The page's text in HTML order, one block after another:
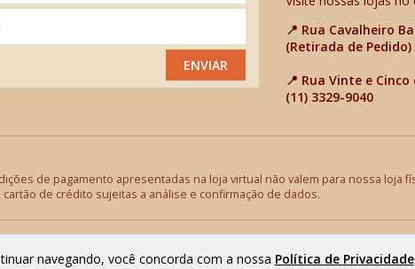
ENVIAR
📍 Rua Cavalheiro
(Retirada de Pedido)
📍 Rua Vinte e Cinco
(11) 3329-9040
de pagamento apresentadas na loja virtual não valem para nossa loja
de crédito sujeitas a análise e confirmação de dados.
navegando, você concorda com a nossa Política de Privacidade.